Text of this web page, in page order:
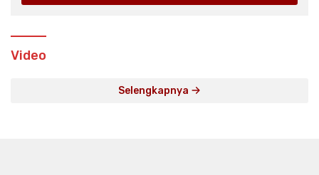
Video
Selengkapnya